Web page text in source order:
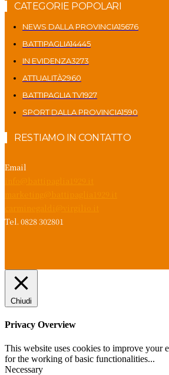
CATEGORIE POPOLARI
NEWS DALLA PROVINCIA15676
BATTIPAGLIA14445
IN EVIDENZA3273
ATTUALITÀ2960
BATTIPAGLIA TV1927
SPORT DALLA PROVINCIA1590
RESTIAMO IN CONTATTO
Email
Tel. 0828 302801
Chiudi
Privacy Overview
This website uses cookies to improve your
for the working of basic functionalities...
Necessary